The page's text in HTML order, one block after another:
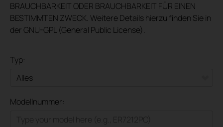
BRAUCHBARKEIT ODER BRAUCHBARKEIT FÜR EINEN
BESTIMMTEN ZWECK. Weitere Details hierzu finden Sie in
der GNU-GPL (General Public License).
Typ:
Alles
Modellnummer: